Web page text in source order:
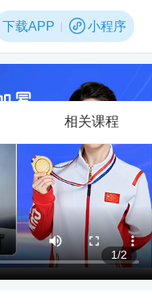
下载APP 小程序
1/2
相关课程